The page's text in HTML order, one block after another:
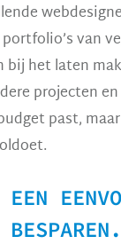
van
bij het laten
projecten
past,